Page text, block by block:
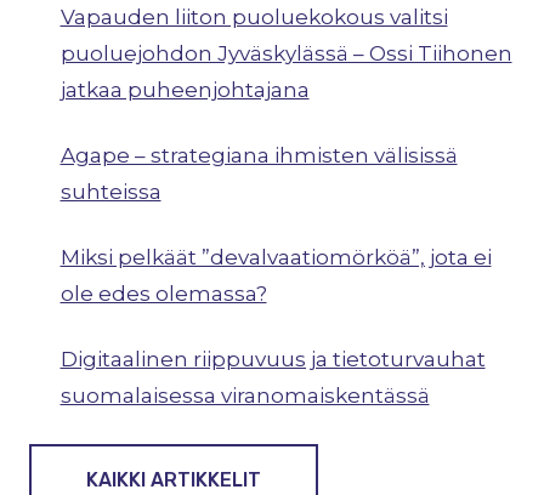
Vapauden liiton puoluekokous valitsi
puoluejohdon Jyväskylässä – Ossi Tiihonen
jatkaa puheenjohtajana
Agape – strategiana ihmisten välisissä
suhteissa
Miksi pelkäät ”devalvaatiomörköä”, jota ei
ole edes olemassa?
Digitaalinen riippuvuus ja tietoturvauhat
suomalaisessa viranomaiskentässä
KAIKKI ARTIKKELIT